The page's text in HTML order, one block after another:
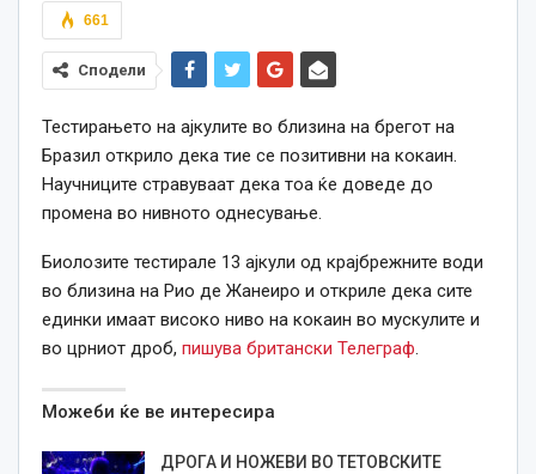
661
Сподели
Тестирањето на ајкулите во близина на брегот на
Бразил открило дека тие се позитивни на кокаин.
Научниците стравуваат дека тоа ќе доведе до
промена во нивното однесување.
Биолозите тестирале 13 ајкули од крајбрежните води
во близина на Рио де Жанеиро и откриле дека сите
единки имаат високо ниво на кокаин во мускулите и
во црниот дроб, пишува британски Телеграф.
Можеби ќе ве интересира
ДРОГА И НОЖЕВИ ВО ТЕТОВСКИТЕ